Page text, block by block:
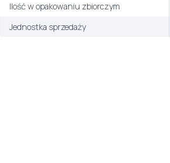
Ilość w opakowaniu zbiorczym
Jednostka sprzedaży